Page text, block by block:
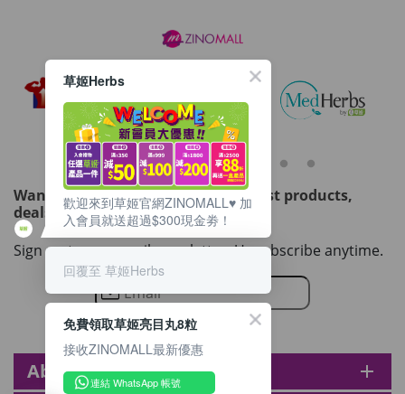
Want to get updated on all our latest products,
deals, events, and promotions?
Sign up to our email newsletter. Unsubscribe anytime.
About zinomall add
草姬Herbs
歡迎來到草姬官網ZINOMALL♥️ 加
入會員就送超過$300現金劵！
回覆至 草姬Herbs
免費領取草姬亮目丸8粒
接收ZINOMALL最新優惠
連結 WhatsApp 帳號